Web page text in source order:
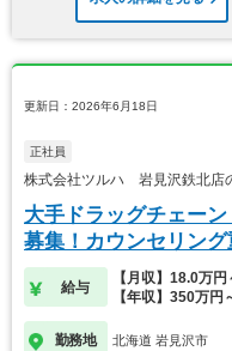
更新日：2026年6月18日
正社員
株式会社ツルハ 岩見沢鉄北店
大手ドラッグチェー
募集！カウンセリン
給与
【月収】18.0万
【年収】350万円
勤務地 北海道 岩見沢市